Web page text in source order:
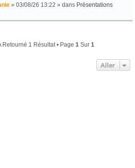
» 03/08/26 13:22 » dans Présentations
Retourné 1 Résultat • Page 1Sur 1
Aller